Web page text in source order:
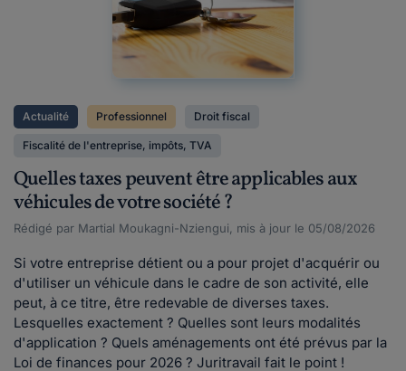
Actualité Professionnel Droit fiscal
Fiscalité de l'entreprise, impôts, TVA
Quelles taxes peuvent être applicables aux
véhicules de votre société ?
Rédigé par Martial Moukagni-Nziengui, mis à jour le 05/08/2026
Si votre entreprise détient ou a pour projet d'acquérir ou
d'utiliser un véhicule dans le cadre de son activité, elle
peut, à ce titre, être redevable de diverses taxes.
Lesquelles exactement ? Quelles sont leurs modalités
d'application ? Quels aménagements ont été prévus par la
Loi de finances pour 2026 ? Juritravail fait le point !